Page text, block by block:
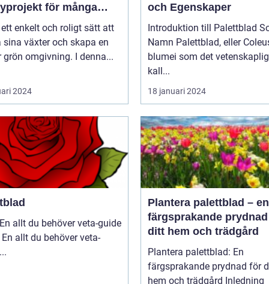
för många
enkelt och roligt sätt att
sina växter och skapa en
grön omgivning. I denna...
2024
och Egenskaper
Introduktion till Palettblad
Namn Palettblad, eller Coleus
blumei som det
kall...
18 januari 2024
allt du behöver veta-guide
allt du behöver veta-
guide ...
Plantera palettblad – en
färgsprakande
ditt hem och trädgård
Plantera palettblad: En
färgsprakande prydnad för
hem och trädgård Inledning